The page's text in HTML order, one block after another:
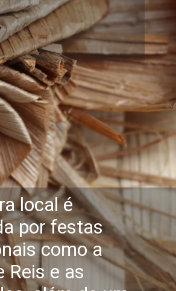
local é
por festas
como a
Reis e as